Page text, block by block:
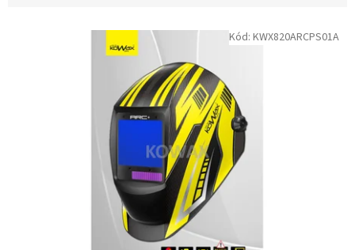
Kód: KWX820ARCPS01A